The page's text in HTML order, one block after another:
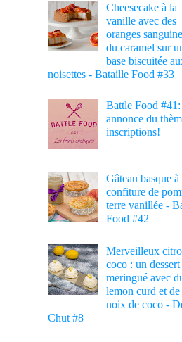
Cheesecake à la
vanille avec des
oranges
du caramel sur
base biscuitée
noisettes - Bataille Food #33
Battle Food #41:
annonce du
inscriptions!
Gâteau basque à
confiture de
terre vanillée -
Food #42
Merveilleux
coco : un dessert
meringué avec
lemon curd et de
noix de coco -
Chut #8